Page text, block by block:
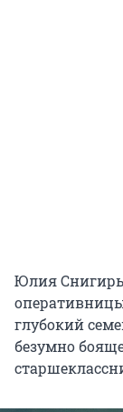
Юлия
глубокий
безумно